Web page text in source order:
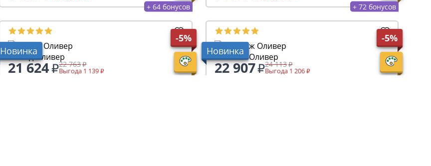
+ 64 бонусов + 72 бонусов
Новинка
-5%
Комод Оливер
21 624 22 763
Выгода 1 139
Новинка
-5%
Стеллаж Оливер
22 907 24 113
Выгода 1 206